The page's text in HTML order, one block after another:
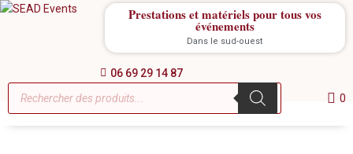
Prestations et matériels pour tous vos
événements
Dans le sud-ouest
06 69 29 14 87
0